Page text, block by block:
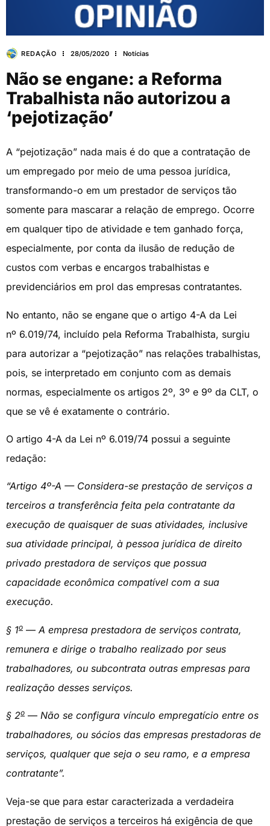
REDAÇÃO 28/05/2020 Notícias
Não se engane: a Reforma
Trabalhista não autorizou a
‘pejotização’
A “pejotização” nada mais é do que a contratação de
um empregado por meio de uma pessoa jurídica,
transformando-o em um prestador de serviços tão
somente para mascarar a relação de emprego. Ocorre
em qualquer tipo de atividade e tem ganhado força,
especialmente, por conta da ilusão de redução de
custos com verbas e encargos trabalhistas e
previdenciários em prol das empresas contratantes.
No entanto, não se engane que o artigo 4-A da Lei
nº 6.019/74, incluído pela Reforma Trabalhista, surgiu
para autorizar a “pejotização” nas relações trabalhistas,
pois, se interpretado em conjunto com as demais
normas, especialmente os artigos 2º, 3º e 9º da CLT, o
que se vê é exatamente o contrário.
O artigo 4-A da Lei nº 6.019/74 possui a seguinte
redação:
“Artigo 4º-A — Considera-se prestação de serviços a
terceiros a transferência feita pela contratante da
execução de quaisquer de suas atividades, inclusive
sua atividade principal, à pessoa jurídica de direito
privado prestadora de serviços que possua
capacidade econômica compatível com a sua
execução.
§ 1o — A empresa prestadora de serviços contrata,
remunera e dirige o trabalho realizado por seus
trabalhadores, ou subcontrata outras empresas para
realização desses serviços.
§ 2o — Não se configura vínculo empregatício entre os
trabalhadores, ou sócios das empresas prestadoras de
serviços, qualquer que seja o seu ramo, e a empresa
contratante”.
Veja-se que para estar caracterizada a verdadeira
prestação de serviços a terceiros há exigência de que